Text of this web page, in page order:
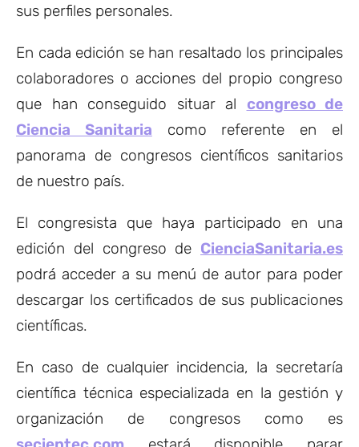
sus perfiles personales.
En cada edición se han resaltado los principales
colaboradores o acciones del propio congreso
que han conseguido situar al congreso de
Ciencia Sanitaria como referente en el
panorama de congresos científicos sanitarios
de nuestro país.
El congresista que haya participado en una
edición del congreso de CienciaSanitaria.es
podrá acceder a su menú de autor para poder
descargar los certificados de sus publicaciones
científicas.
En caso de cualquier incidencia, la secretaría
científica técnica especializada en la gestión y
organización de congresos como es